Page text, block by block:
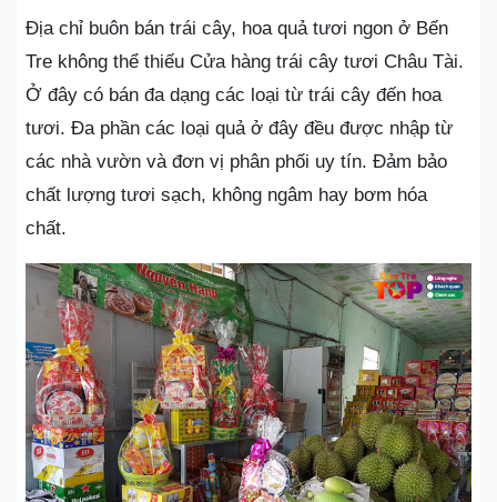
Địa chỉ buôn bán trái cây, hoa quả tươi ngon ở Bến
Tre không thể thiếu Cửa hàng trái cây tươi Châu Tài.
Ở đây có bán đa dạng các loại từ trái cây đến hoa
tươi. Đa phần các loại quả ở đây đều được nhập từ
các nhà vườn và đơn vị phân phối uy tín. Đảm bảo
chất lượng tươi sạch, không ngâm hay bơm hóa
chất.